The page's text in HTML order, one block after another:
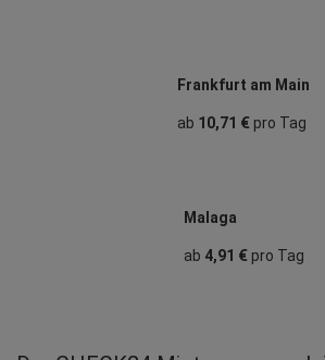
Frankfurt am Main
ab 10,71 € pro Tag
Malaga
ab 4,91 €pro Tag